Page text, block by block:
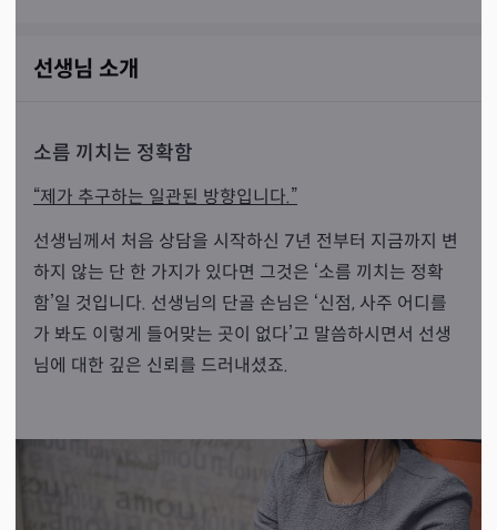
래도 선생님 상담스케줄에 기운 빠지지않게 건강한 상담할
진심으로 쓰느라 엄청 길게 써지네요 강추하기보다 잘하신
선생님 소개
소름 끼치는 정확함
“제가 추구하는 일관된 방향입니다.”
선생님께서 처음 상담을 시작하신 7년 전부터 지금까지 변
하지 않는 단 한 가지가 있다면 그것은 ‘소름 끼치는 정확
함’일 것입니다. 선생님의 단골 손님은 ‘신점, 사주 어디를
가 봐도 이렇게 들어맞는 곳이 없다’고 말씀하시면서 선생
님에 대한 깊은 신뢰를 드러내셨죠.